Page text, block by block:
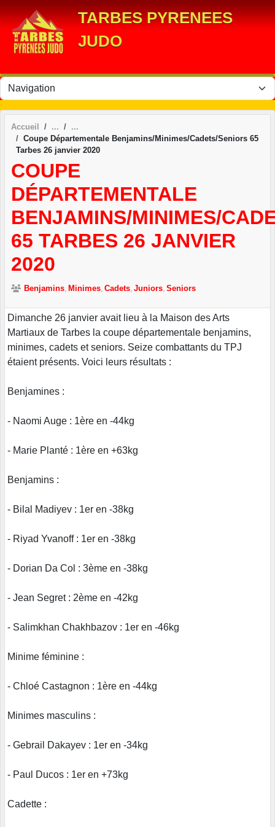
TARBES PYRENEES
JUDO
Accueil
Coupe Départementale Benjamins/Minimes/Cadets/Seniors 65
Tarbes 26 janvier 2020
COUPE
DÉPARTEMENTALE
BENJAMINS/MINIMES/
65 TARBES 26 JANVIER
2020
Benjamins Minimes Cadets Juniors Seniors
Dimanche 26 janvier avait lieu à la Maison des Arts
Martiaux de Tarbes la coupe départementale benjamins,
minimes, cadets et seniors. Seize combattants du TPJ
étaient présents. Voici leurs résultats :
Benjamines :
- Naomi Auge : 1ère en -44kg
- Marie Planté : 1ère en +63kg
Benjamins :
- Bilal Madiyev : 1er en -38kg
- Riyad Yvanoff : 1er en -38kg
- Dorian Da Col : 3ème en -38kg
- Jean Segret : 2ème en -42kg
- Salimkhan Chakhbazov : 1er en -46kg
Minime féminine :
- Chloé Castagnon : 1ère en -44kg
Minimes masculins :
- Gebrail Dakayev : 1er en -34kg
- Paul Ducos : 1er en +73kg
Cadette :
Panneau de gestion des cookies